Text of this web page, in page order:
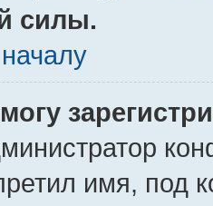
силы.
имя, под